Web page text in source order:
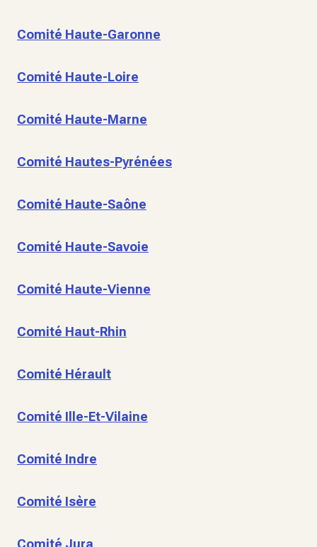
Comité Haute-Garonne
Comité Haute-Loire
Comité Haute-Marne
Comité Hautes-Pyrénées
Comité Haute-Saône
Comité Haute-Savoie
Comité Haute-Vienne
Comité Haut-Rhin
Comité Hérault
Comité Ille-Et-Vilaine
Comité Indre
Comité Isère
Comité Jura